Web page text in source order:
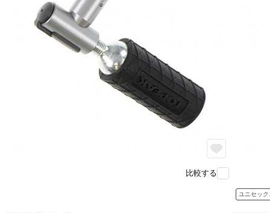
比較する
ユニセック